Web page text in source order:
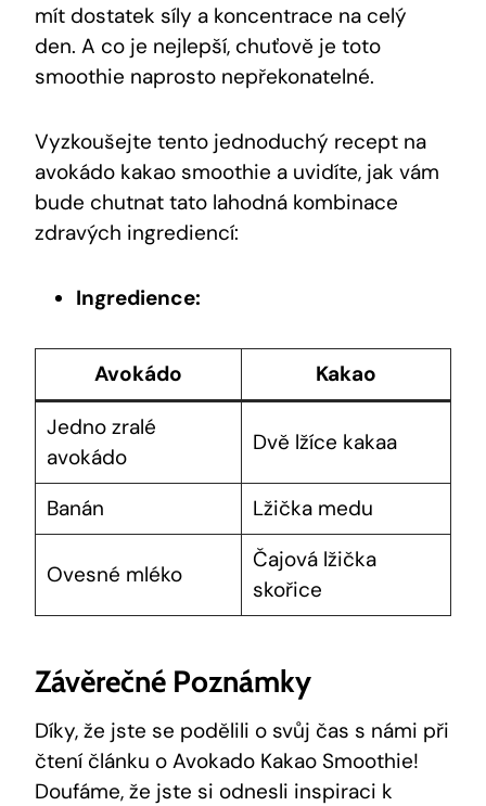
mít dostatek síly a koncentrace na celý
den. A co ⁤je nejlepší, ⁢chuťově je toto
smoothie naprosto nepřekonatelné.
Vyzkoušejte ‌tento jednoduchý recept na
avokádo kakao smoothie a uvidíte, ⁣jak vám
bude chutnat tato lahodná kombinace
zdravých ingrediencí:
Ingredience:
Avokádo
Kakao
Jedno zralé
avokádo
Dvě lžíce kakaa
Banán Lžička medu
Ovesné mléko
Čajová⁢ lžička
‍skořice
Závěrečné Poznámky
Díky, že jste se‍ podělili o⁣ svůj⁣ čas ⁢s námi při⁤
čtení​ článku o Avokado ⁣Kakao Smoothie!
Doufáme, že jste si odnesli inspiraci k